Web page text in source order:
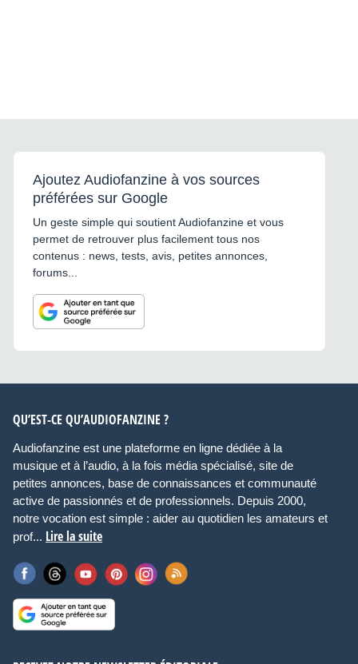
Ajoutez Audiofanzine à vos sources
préférées sur Google
Un geste simple qui soutient Audiofanzine et vous
permet de retrouver plus facilement tous nos
contenus : news, tests, avis, petites annonces,
forums...
QU’EST-CE QU’AUDIOFANZINE ?
Audiofanzine est une plateforme en ligne dédiée à la
musique et à l’audio, à la fois média spécialisé, site de
petites annonces, base de connaissances et communauté
active de passionnés et de professionnels. Depuis 2000,
notre vocation est simple : aider au quotidien les amateurs et
prof... Lire la suite